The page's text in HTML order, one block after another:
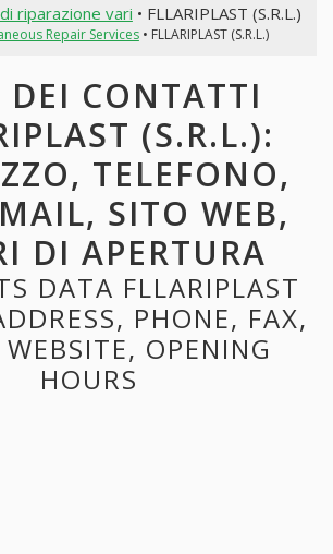
riparazione vari • FLLARIPLAST (S.R.L.)
Repair Services• FLLARIPLAST (S.R.L.)
DEI CONTATTI
(S.R.L.):
TELEFONO,
SITO WEB,
DI APERTURA
DATA FLLARIPLAST
PHONE, FAX,
OPENING
HOURS